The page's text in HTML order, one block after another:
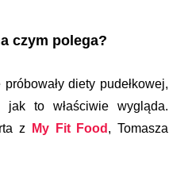
czym polega?
diety pudełkowej,
jak to właściwie wygląda.
z
My Fit Food , Tomasza